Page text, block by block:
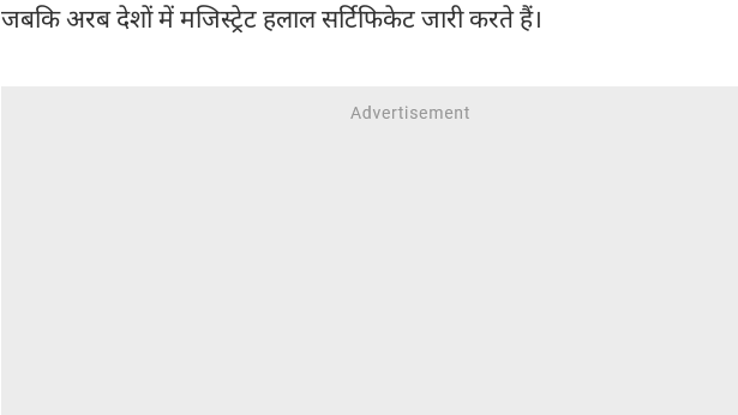
जबकि अरब देशों में मजिस्ट्रेट हलाल सर्टिफिकेट जारी करते हैं।